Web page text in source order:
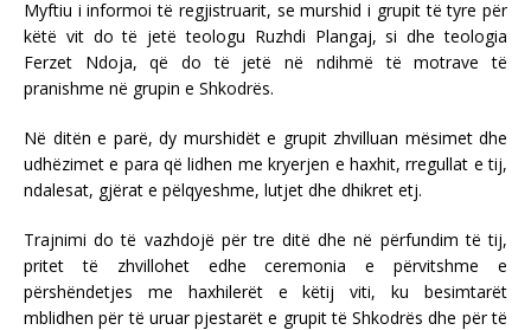
Myftiu i informoi të regjistruarit, se murshid i grupit të tyre për
këtë vit do të jetë teologu Ruzhdi Plangaj, si dhe teologia
Ferzet Ndoja, që do të jetë në ndihmë të motrave të
pranishme në grupin e Shkodrës.
Në ditën e parë, dy murshidët e grupit zhvilluan mësimet dhe
udhëzimet e para që lidhen me kryerjen e haxhit, rregullat e tij,
ndalesat, gjërat e pëlqyeshme, lutjet dhe dhikret etj.
Trajnimi do të vazhdojë për tre ditë dhe në përfundim të tij,
pritet të zhvillohet edhe ceremonia e përvitshme e
përshëndetjes me haxhilerët e këtij viti, ku besimtarët
mblidhen për të uruar pjestarët e grupit të Shkodrës dhe për të